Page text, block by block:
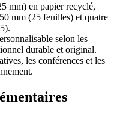
mm) en papier recyclé,
mm (25 feuilles) et quatre
selon les
durable et original.
les conférences et les